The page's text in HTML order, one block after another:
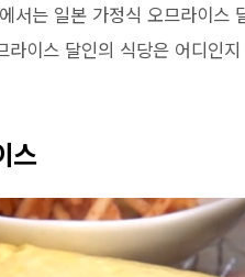
는 일본 가정식 오므라이스
이스 달인의 식당은 어디인
스